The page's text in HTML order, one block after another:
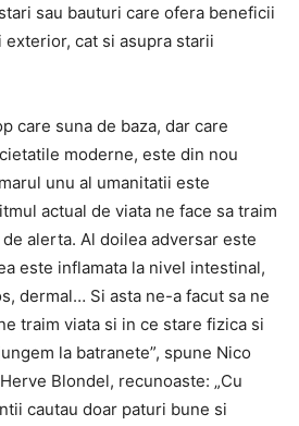
sau bauturi care ofera beneficii
cat si asupra starii
care suna de baza, dar care
moderne, este din nou
unu al umanitatii este
actual de viata ne face sa traim
alerta. Al doilea adversar este
este inflamata la nivel intestinal,
dermal… Si asta ne-a facut sa ne
traim viata si in ce stare fizica si
la batranete”, spune Nico
Blondel, recunoaste: „Cu
cautau doar paturi bune si